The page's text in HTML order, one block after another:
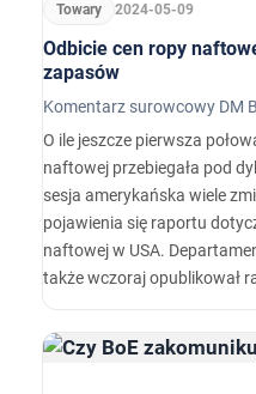
Towary 2024-05-09
Odbicie cen ropy
zapasów
Komentarz surowcowy DM
O ile jeszcze pierwsza
naftowej przebiegała pod
sesja amerykańska wiele
pojawienia się raportu
naftowej w USA. Departament Energii, jak w każdą środę,
także wczoraj opublikował